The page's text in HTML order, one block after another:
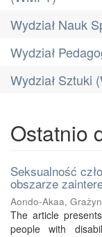
Wydział Nauk
Wydział
Wydział Sztuki
Ostatnio
Seksualność
obszarze
Aondo-Akaa,
The article
people with